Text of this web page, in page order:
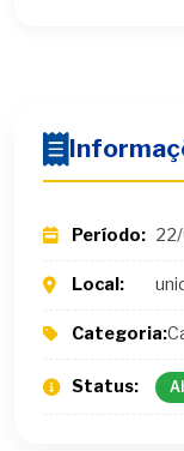
Período:
Local:
Categoria:
Status: